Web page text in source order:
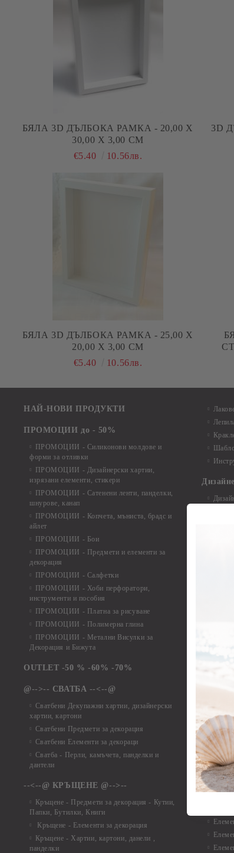
БЯЛА 3D ДЪЛБОКА РАМКА - 20,00 Х
30,00 Х 3,00 СМ
€5.40
10.56лв.
3D
БЯЛА 3D ДЪЛБОКА РАМКА - 25,00 Х
20,00 Х 3,00 СМ
€5.40
10.56лв.
НАЙ-НОВИ ПРОДУКТИ
ПРОМОЦИИ до - 50%
ПРОМОЦИИ - Силиконови молдове и
форми за отливки
ПРОМОЦИИ - Дизайнерски хартии,
изрязани елементи, стикери
ПРОМОЦИИ - Сатенени ленти, панделки,
шнурове, канап
ПРОМОЦИИ - Копчета, мъниста, брадс и
айлет
ПРОМОЦИИ - Бои
ПРОМОЦИИ - Предмети и елементи за
декорация
ПРОМОЦИИ - Салфетки
ПРОМОЦИИ - Хоби перфоратори,
инструменти и пособия
ПРОМОЦИИ - Платна за рисуване
ПРОМОЦИИ - Полимерна глина
ПРОМОЦИИ - Метални Висулки за
Декорация и Бижута
OUTLET -50 % -60% -70%
@-->-- СВАТБА --<--@
Сватбени Декупажни хартии, дизайнерски
хартии, картони
Сватбени Предмети за декорация
Сватбени Елементи за декораци
Сватба - Перли, камъчета, панделки и
дантели
--<--@ КРЪЩЕНЕ @-->--
Кръщене - Предмети за декорация - Кутии,
Папки, Бутилки, Книги
Кръщене - Елементи за декорация
Кръщене - Хартии, картони, данели ,
панделки